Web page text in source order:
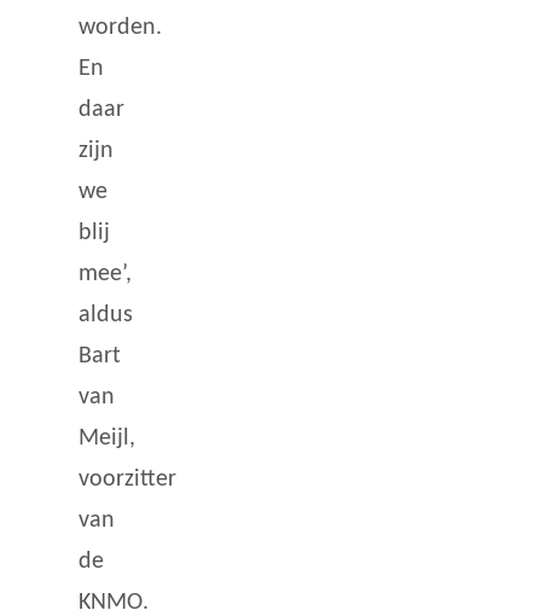
worden.
En
daar
zijn
we
blij
mee’,
aldus
Bart
van
Meijl,
voorzitter
van
de
KNMO.